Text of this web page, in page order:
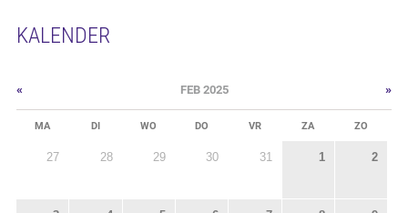
KALENDER
« FEB 2025 »
MA DI WO DO VR ZA ZO
27 28 29 30 31 1 2